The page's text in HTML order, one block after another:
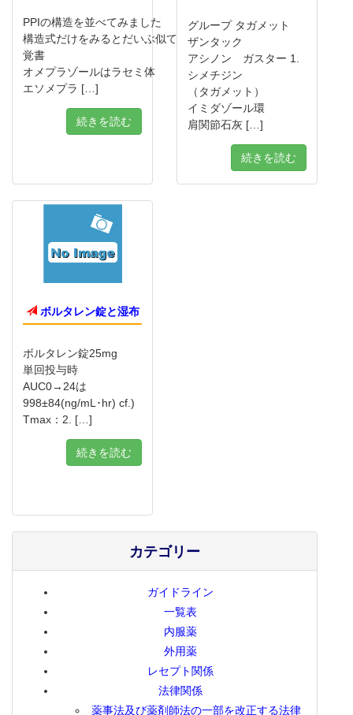
PPIの構造を並べてみました
構造式だけをみるとだいぶ似てますね。
覚書
オメプラゾールはラセミ体
エソメプラ […]
続きを読む
グループ タガメット
ザンタック
アシノン ガスター 1.
シメチジン
（タガメット）
イミダゾール環
肩関節石灰 […]
続きを読む
ボルタレン錠と湿布
ボルタレン錠25mg
単回投与時
AUC0→24は
998±84(ng/mL･hr) cf.)
Tmax：2. […]
続きを読む
カテゴリー
ガイドライン
一覧表
内服薬
外用薬
レセプト関係
法律関係
薬事法及び薬剤師法の一部を改正する法律